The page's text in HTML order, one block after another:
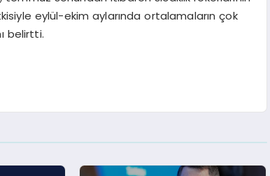
eylül-ekim aylarında ortalamaların çok
belirtti.